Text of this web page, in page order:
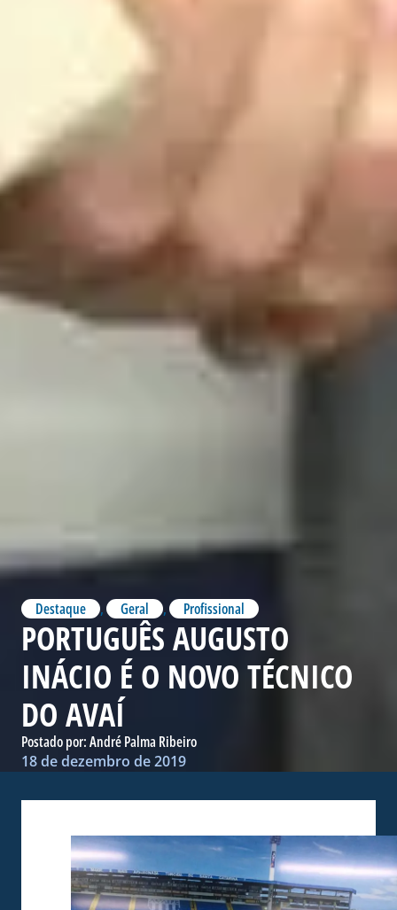
Destaque , Geral , Profissional
PORTUGUÊS AUGUSTO
INÁCIO É O NOVO TÉCNICO
DO AVAÍ
Postado por:André Palma Ribeiro
18 de dezembro de 2019